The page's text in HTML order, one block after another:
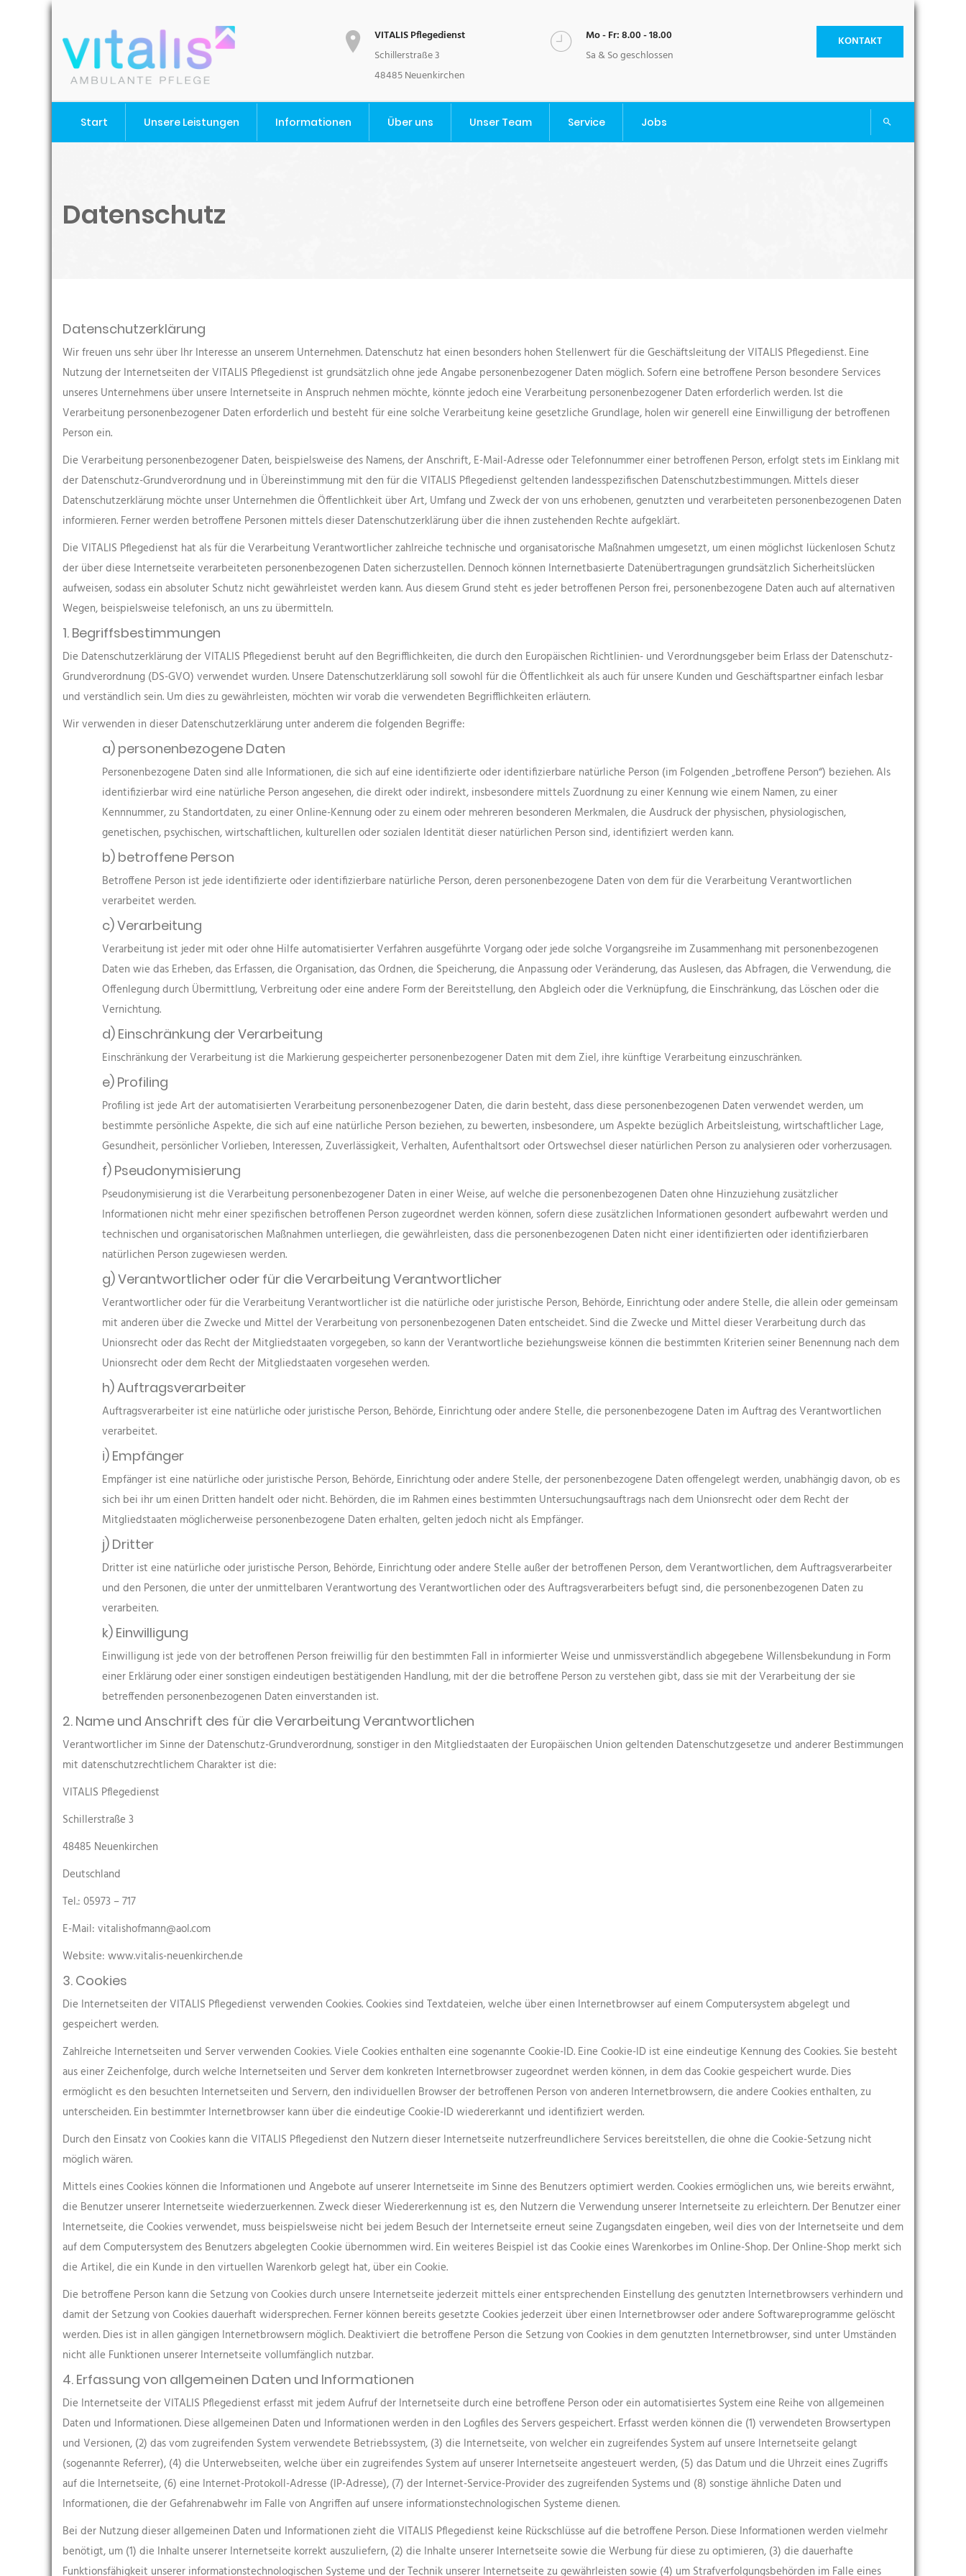
VITALIS Pflegedienst
Schillerstraße 3
48485 Neuenkirchen
Mo - Fr: 8.00 - 18.00
Sa & So geschlossen
KONTAKT
Start Unsere Leistungen Informationen Über uns Unser Team Service Jobs
Datenschutz
Datenschutzerklärung
Wir freuen uns sehr über Ihr Interesse an unserem Unternehmen. Datenschutz hat einen besonders hohen Stellenwert für die Geschäftsleitung der VITALIS Pflegedienst. Eine
Nutzung der Internetseiten der VITALIS Pflegedienst ist grundsätzlich ohne jede Angabe personenbezogener Daten möglich. Sofern eine betroffene Person besondere Services
unseres Unternehmens über unsere Internetseite in Anspruch nehmen möchte, könnte jedoch eine Verarbeitung personenbezogener Daten erforderlich werden. Ist die
Verarbeitung personenbezogener Daten erforderlich und besteht für eine solche Verarbeitung keine gesetzliche Grundlage, holen wir generell eine Einwilligung der betroffenen
Person ein.
Die Verarbeitung personenbezogener Daten, beispielsweise des Namens, der Anschrift, E-Mail-Adresse oder Telefonnummer einer betroffenen Person, erfolgt stets im Einklang mit
der Datenschutz-Grundverordnung und in Übereinstimmung mit den für die VITALIS Pflegedienst geltenden landesspezifischen Datenschutzbestimmungen. Mittels dieser
Datenschutzerklärung möchte unser Unternehmen die Öffentlichkeit über Art, Umfang und Zweck der von uns erhobenen, genutzten und verarbeiteten personenbezogenen Daten
informieren. Ferner werden betroffene Personen mittels dieser Datenschutzerklärung über die ihnen zustehenden Rechte aufgeklärt.
Die VITALIS Pflegedienst hat als für die Verarbeitung Verantwortlicher zahlreiche technische und organisatorische Maßnahmen umgesetzt, um einen möglichst lückenlosen Schutz
der über diese Internetseite verarbeiteten personenbezogenen Daten sicherzustellen. Dennoch können Internetbasierte Datenübertragungen grundsätzlich Sicherheitslücken
aufweisen, sodass ein absoluter Schutz nicht gewährleistet werden kann. Aus diesem Grund steht es jeder betroffenen Person frei, personenbezogene Daten auch auf alternativen
Wegen, beispielsweise telefonisch, an uns zu übermitteln.
1. Begriffsbestimmungen
Die Datenschutzerklärung der VITALIS Pflegedienst beruht auf den Begrifflichkeiten, die durch den Europäischen Richtlinien- und Verordnungsgeber beim Erlass der Datenschutz-
Grundverordnung (DS-GVO) verwendet wurden. Unsere Datenschutzerklärung soll sowohl für die Öffentlichkeit als auch für unsere Kunden und Geschäftspartner einfach lesbar
und verständlich sein. Um dies zu gewährleisten, möchten wir vorab die verwendeten Begrifflichkeiten erläutern.
Wir verwenden in dieser Datenschutzerklärung unter anderem die folgenden Begriffe:
a) personenbezogene Daten
Personenbezogene Daten sind alle Informationen, die sich auf eine identifizierte oder identifizierbare natürliche Person (im Folgenden „betroffene Person“) beziehen. Als
identifizierbar wird eine natürliche Person angesehen, die direkt oder indirekt, insbesondere mittels Zuordnung zu einer Kennung wie einem Namen, zu einer
Kennnummer, zu Standortdaten, zu einer Online-Kennung oder zu einem oder mehreren besonderen Merkmalen, die Ausdruck der physischen, physiologischen,
genetischen, psychischen, wirtschaftlichen, kulturellen oder sozialen Identität dieser natürlichen Person sind, identifiziert werden kann.
b) betroffene Person
Betroffene Person ist jede identifizierte oder identifizierbare natürliche Person, deren personenbezogene Daten von dem für die Verarbeitung Verantwortlichen
verarbeitet werden.
c) Verarbeitung
Verarbeitung ist jeder mit oder ohne Hilfe automatisierter Verfahren ausgeführte Vorgang oder jede solche Vorgangsreihe im Zusammenhang mit personenbezogenen
Daten wie das Erheben, das Erfassen, die Organisation, das Ordnen, die Speicherung, die Anpassung oder Veränderung, das Auslesen, das Abfragen, die Verwendung, die
Offenlegung durch Übermittlung, Verbreitung oder eine andere Form der Bereitstellung, den Abgleich oder die Verknüpfung, die Einschränkung, das Löschen oder die
Vernichtung.
d) Einschränkung der Verarbeitung
Einschränkung der Verarbeitung ist die Markierung gespeicherter personenbezogener Daten mit dem Ziel, ihre künftige Verarbeitung einzuschränken.
e) Profiling
Profiling ist jede Art der automatisierten Verarbeitung personenbezogener Daten, die darin besteht, dass diese personenbezogenen Daten verwendet werden, um
bestimmte persönliche Aspekte, die sich auf eine natürliche Person beziehen, zu bewerten, insbesondere, um Aspekte bezüglich Arbeitsleistung, wirtschaftlicher Lage,
Gesundheit, persönlicher Vorlieben, Interessen, Zuverlässigkeit, Verhalten, Aufenthaltsort oder Ortswechsel dieser natürlichen Person zu analysieren oder vorherzusagen.
f) Pseudonymisierung
Pseudonymisierung ist die Verarbeitung personenbezogener Daten in einer Weise, auf welche die personenbezogenen Daten ohne Hinzuziehung zusätzlicher
Informationen nicht mehr einer spezifischen betroffenen Person zugeordnet werden können, sofern diese zusätzlichen Informationen gesondert aufbewahrt werden und
technischen und organisatorischen Maßnahmen unterliegen, die gewährleisten, dass die personenbezogenen Daten nicht einer identifizierten oder identifizierbaren
natürlichen Person zugewiesen werden.
g) Verantwortlicher oder für die Verarbeitung Verantwortlicher
Verantwortlicher oder für die Verarbeitung Verantwortlicher ist die natürliche oder juristische Person, Behörde, Einrichtung oder andere Stelle, die allein oder gemeinsam
mit anderen über die Zwecke und Mittel der Verarbeitung von personenbezogenen Daten entscheidet. Sind die Zwecke und Mittel dieser Verarbeitung durch das
Unionsrecht oder das Recht der Mitgliedstaaten vorgegeben, so kann der Verantwortliche beziehungsweise können die bestimmten Kriterien seiner Benennung nach dem
Unionsrecht oder dem Recht der Mitgliedstaaten vorgesehen werden.
h) Auftragsverarbeiter
Auftragsverarbeiter ist eine natürliche oder juristische Person, Behörde, Einrichtung oder andere Stelle, die personenbezogene Daten im Auftrag des Verantwortlichen
verarbeitet.
i) Empfänger
Empfänger ist eine natürliche oder juristische Person, Behörde, Einrichtung oder andere Stelle, der personenbezogene Daten offengelegt werden, unabhängig davon, ob es
sich bei ihr um einen Dritten handelt oder nicht. Behörden, die im Rahmen eines bestimmten Untersuchungsauftrags nach dem Unionsrecht oder dem Recht der
Mitgliedstaaten möglicherweise personenbezogene Daten erhalten, gelten jedoch nicht als Empfänger.
j) Dritter
Dritter ist eine natürliche oder juristische Person, Behörde, Einrichtung oder andere Stelle außer der betroffenen Person, dem Verantwortlichen, dem Auftragsverarbeiter
und den Personen, die unter der unmittelbaren Verantwortung des Verantwortlichen oder des Auftragsverarbeiters befugt sind, die personenbezogenen Daten zu
verarbeiten.
k) Einwilligung
Einwilligung ist jede von der betroffenen Person freiwillig für den bestimmten Fall in informierter Weise und unmissverständlich abgegebene Willensbekundung in Form
einer Erklärung oder einer sonstigen eindeutigen bestätigenden Handlung, mit der die betroffene Person zu verstehen gibt, dass sie mit der Verarbeitung der sie
betreffenden personenbezogenen Daten einverstanden ist.
2. Name und Anschrift des für die Verarbeitung Verantwortlichen
Verantwortlicher im Sinne der Datenschutz-Grundverordnung, sonstiger in den Mitgliedstaaten der Europäischen Union geltenden Datenschutzgesetze und anderer Bestimmungen
mit datenschutzrechtlichem Charakter ist die:
VITALIS Pflegedienst
Schillerstraße 3
48485 Neuenkirchen
Deutschland
Tel.: 05973 – 717
E-Mail: vitalishofmann@aol.com
Website: www.vitalis-neuenkirchen.de
3. Cookies
Die Internetseiten der VITALIS Pflegedienst verwenden Cookies. Cookies sind Textdateien, welche über einen Internetbrowser auf einem Computersystem abgelegt und
gespeichert werden.
Zahlreiche Internetseiten und Server verwenden Cookies. Viele Cookies enthalten eine sogenannte Cookie-ID. Eine Cookie-ID ist eine eindeutige Kennung des Cookies. Sie besteht
aus einer Zeichenfolge, durch welche Internetseiten und Server dem konkreten Internetbrowser zugeordnet werden können, in dem das Cookie gespeichert wurde. Dies
ermöglicht es den besuchten Internetseiten und Servern, den individuellen Browser der betroffenen Person von anderen Internetbrowsern, die andere Cookies enthalten, zu
unterscheiden. Ein bestimmter Internetbrowser kann über die eindeutige Cookie-ID wiedererkannt und identifiziert werden.
Durch den Einsatz von Cookies kann die VITALIS Pflegedienst den Nutzern dieser Internetseite nutzerfreundlichere Services bereitstellen, die ohne die Cookie-Setzung nicht
möglich wären.
Mittels eines Cookies können die Informationen und Angebote auf unserer Internetseite im Sinne des Benutzers optimiert werden. Cookies ermöglichen uns, wie bereits erwähnt,
die Benutzer unserer Internetseite wiederzuerkennen. Zweck dieser Wiedererkennung ist es, den Nutzern die Verwendung unserer Internetseite zu erleichtern. Der Benutzer einer
Internetseite, die Cookies verwendet, muss beispielsweise nicht bei jedem Besuch der Internetseite erneut seine Zugangsdaten eingeben, weil dies von der Internetseite und dem
auf dem Computersystem des Benutzers abgelegten Cookie übernommen wird. Ein weiteres Beispiel ist das Cookie eines Warenkorbes im Online-Shop. Der Online-Shop merkt sich
die Artikel, die ein Kunde in den virtuellen Warenkorb gelegt hat, über ein Cookie.
Die betroffene Person kann die Setzung von Cookies durch unsere Internetseite jederzeit mittels einer entsprechenden Einstellung des genutzten Internetbrowsers verhindern und
damit der Setzung von Cookies dauerhaft widersprechen. Ferner können bereits gesetzte Cookies jederzeit über einen Internetbrowser oder andere Softwareprogramme gelöscht
werden. Dies ist in allen gängigen Internetbrowsern möglich. Deaktiviert die betroffene Person die Setzung von Cookies in dem genutzten Internetbrowser, sind unter Umständen
nicht alle Funktionen unserer Internetseite vollumfänglich nutzbar.
4. Erfassung von allgemeinen Daten und Informationen
Die Internetseite der VITALIS Pflegedienst erfasst mit jedem Aufruf der Internetseite durch eine betroffene Person oder ein automatisiertes System eine Reihe von allgemeinen
Daten und Informationen. Diese allgemeinen Daten und Informationen werden in den Logfiles des Servers gespeichert. Erfasst werden können die (1) verwendeten Browsertypen
und Versionen, (2) das vom zugreifenden System verwendete Betriebssystem, (3) die Internetseite, von welcher ein zugreifendes System auf unsere Internetseite gelangt
(sogenannte Referrer), (4) die Unterwebseiten, welche über ein zugreifendes System auf unserer Internetseite angesteuert werden, (5) das Datum und die Uhrzeit eines Zugriffs
auf die Internetseite, (6) eine Internet-Protokoll-Adresse (IP-Adresse), (7) der Internet-Service-Provider des zugreifenden Systems und (8) sonstige ähnliche Daten und
Informationen, die der Gefahrenabwehr im Falle von Angriffen auf unsere informationstechnologischen Systeme dienen.
Bei der Nutzung dieser allgemeinen Daten und Informationen zieht die VITALIS Pflegedienst keine Rückschlüsse auf die betroffene Person. Diese Informationen werden vielmehr
benötigt, um (1) die Inhalte unserer Internetseite korrekt auszuliefern, (2) die Inhalte unserer Internetseite sowie die Werbung für diese zu optimieren, (3) die dauerhafte
Funktionsfähigkeit unserer informationstechnologischen Systeme und der Technik unserer Internetseite zu gewährleisten sowie (4) um Strafverfolgungsbehörden im Falle eines